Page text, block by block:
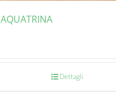
AQUATRINA
Dettagli